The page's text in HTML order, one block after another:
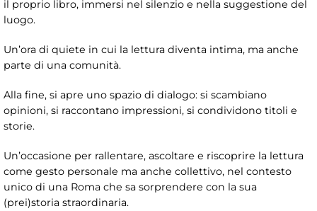
il proprio libro, immersi nel silenzio e nella suggestione del
luogo.
Un’ora di quiete in cui la lettura diventa intima, ma anche
parte di una comunità.
Alla fine, si apre uno spazio di dialogo: si scambiano
opinioni, si raccontano impressioni, si condividono titoli e
storie.
Un’occasione per rallentare, ascoltare e riscoprire la lettura
come gesto personale ma anche collettivo, nel contesto
unico di una Roma che sa sorprendere con la sua
(prei)storia straordinaria.